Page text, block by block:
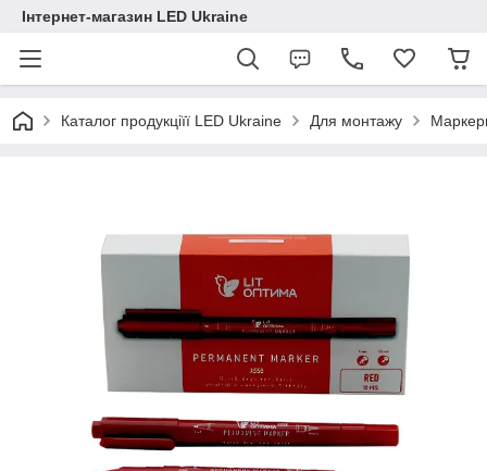
Інтернет-магазин LED Ukraine
Каталог продукціїї LED Ukraine Для монтажу